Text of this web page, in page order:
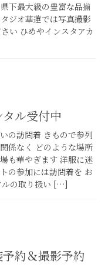
下最大級の豊富な品揃
ジオ華蓮では写真撮影
い ひめやインスタアカ
ル受付中
の訪問着 きもので参列
係なく どのような場所
も華やぎます 洋服に迷
の参加には訪問着を お
ルの取り扱い […]
約＆撮影予約